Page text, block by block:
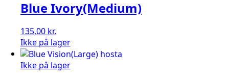
Blue Ivory(Medium)
135,00 kr.
Ikke på lager
Ikke på lager